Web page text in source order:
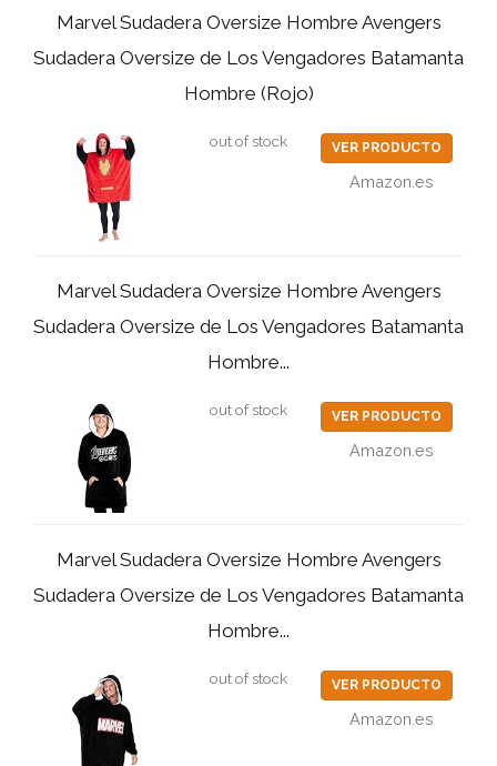
Marvel Sudadera Oversize Hombre Avengers
Sudadera Oversize de Los Vengadores Batamanta
Hombre (Rojo)
out of stock VER PRODUCTO
Amazon.es
Marvel Sudadera Oversize Hombre Avengers
Sudadera Oversize de Los Vengadores Batamanta
Hombre...
out of stock VER PRODUCTO
Amazon.es
Marvel Sudadera Oversize Hombre Avengers
Sudadera Oversize de Los Vengadores Batamanta
Hombre...
out of stock VER PRODUCTO
Amazon.es